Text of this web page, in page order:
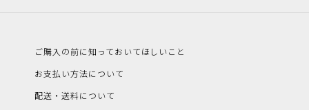
ご購入の前に知っておいてほしいこと
お支払い方法について
配送・送料について